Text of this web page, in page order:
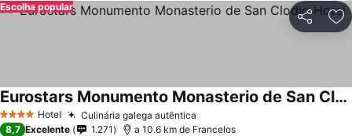
Partilhar
Escolha popular
4 EstrelasHotel Culinária galega autêntica
Eurostars Monumento Monasterio de San Clodio Hotel
8,7 Excelente 1.271 a 10.6 km de Francelos